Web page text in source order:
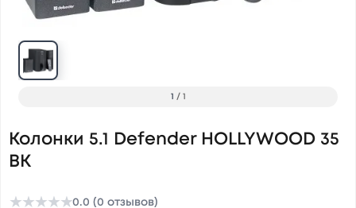
1 / 1
Колонки 5.1 Defender HOLLYWOOD 35
BK
★★★★★0.0 (0 отзывов)